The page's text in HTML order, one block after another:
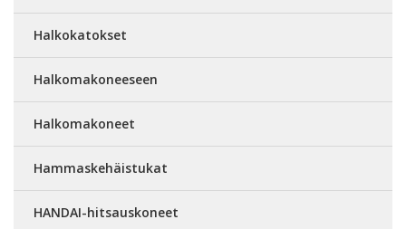
Halkokatokset
Halkomakoneeseen
Halkomakoneet
Hammaskehäistukat
HANDAI-hitsauskoneet